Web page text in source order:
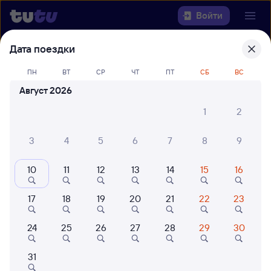
Войти
Выберите день, чтобы найти
билеты Свободный — Ружино
Откуда
Когда
Кто едет
Найти поезда
Дата поездки
ПН ВТ СР ЧТ ПТ СБ ВС
Август 2026
1
2
3 4 5 6 7 8 9
10 11 12 13 14 15 16
17 18 19 20 21 22 23
24 25 26 27 28 29 30
31